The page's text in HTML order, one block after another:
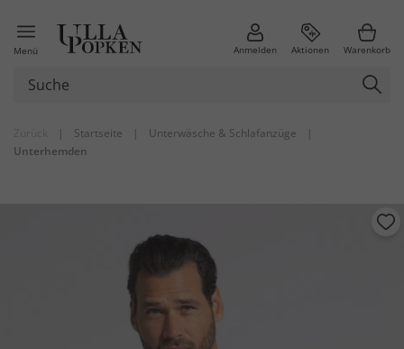
Menü Anmelden Aktionen Warenkorb
| Startseite | Unterwäsche & Schlafanzüge
|
Unterhemden